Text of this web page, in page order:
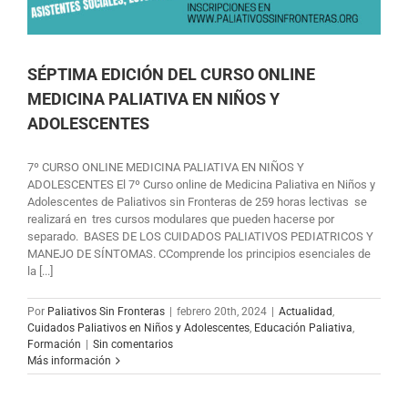
SÉPTIMA EDICIÓN DEL CURSO ONLINE
MEDICINA PALIATIVA EN NIÑOS Y
ADOLESCENTES
7º CURSO ONLINE MEDICINA PALIATIVA EN NIÑOS Y
ADOLESCENTES El 7º Curso online de Medicina Paliativa en Niños y
Adolescentes de Paliativos sin Fronteras de 259 horas lectivas se
realizará en tres cursos modulares que pueden hacerse por
separado. BASES DE LOS CUIDADOS PALIATIVOS PEDIATRICOS Y
MANEJO DE SÍNTOMAS. CComprende los principios esenciales de
la [...]
Por Paliativos Sin Fronteras febrero 20th, 2024 Actualidad,
Cuidados Paliativos en Niños y Adolescentes, Educación Paliativa,
Formación
Sin comentarios
Más información